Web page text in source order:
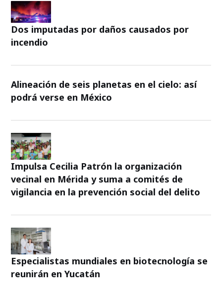
Dos imputadas por daños causados por
incendio
Alineación de seis planetas en el cielo: así
podrá verse en México
Impulsa Cecilia Patrón la organización
vecinal en Mérida y suma a comités de
vigilancia en la prevención social del delito
Especialistas mundiales en biotecnología se
reunirán en Yucatán